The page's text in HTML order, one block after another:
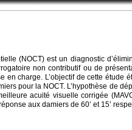
(NOCT) est un diagnostic
non contributif ou de
en charge. L’objectif de cette étude
pour la NOCT. L’hypothèse de
acuité visuelle corrigée
aux damiers de 60’ et 15’